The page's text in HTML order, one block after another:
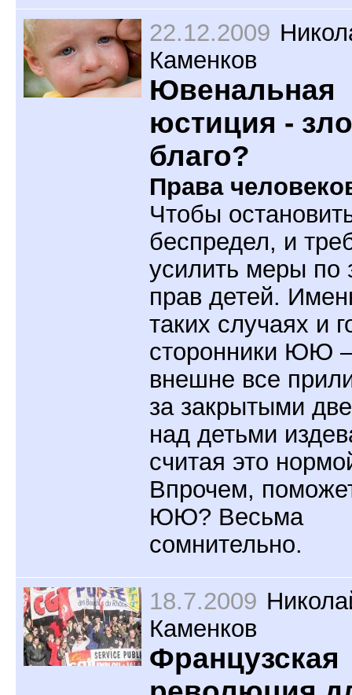
22.12.2009
Каменков
Ювенальная
юстиция -
благо?
Права
Чтобы
беспредел, и
усилить меры по
прав детей.
таких случаях и
сторонники ЮЮ –
внешне все
за закрытыми
над детьми
считая это
Впрочем,
ЮЮ? Весьма
сомнительно.
18.7.2009
Каменков
Французская